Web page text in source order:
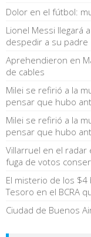
Dolor en el fútbol:
Lionel Messi llegará
despedir a su padre
Aprehendieron en
de cables
Milei se refirió a la
pensar que hubo
Milei se refirió a la
pensar que hubo
Villarruel en el
fuga de votos
El misterio de los
Tesoro en el BCRA
Ciudad de Buenos